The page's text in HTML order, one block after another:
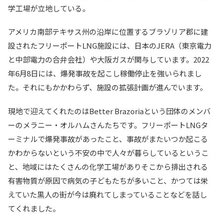
学工場が立地している。
アメリカ南部テキサス州の沿岸に位置するブラゾリア郡に建
設されたフリーポートLNG施設には、日本のJERA（東京電力
と中部電力の合弁会社）や大阪ガスが関与しています。2022
年6月8日には、爆発事故を起こし稼働停止を強いられまし
た。それにもかかわらず、施設の拡張計画が進んでいます。
現地で迎えてくれたのはBetter Brazoriaという団体のメンバ
ーのメラニー・オルハムさんたちです。フリーポートLNGタ
ーミナルで爆発事故があったこと、事故がまたいつか起こる
かわからないという不安の中で人々が暮らしているというこ
と、地域にはたくさんの化学工場がありそこから排出される
有害物質が原因で病気の子どもたちが多いこと、かつては栄
えていた黒人の街が今は廃れてしまっていることなどを話し
てくれました。